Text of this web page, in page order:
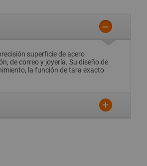
superficie de acero
de correo y joyería. Su diseño de
la función de tara exacto